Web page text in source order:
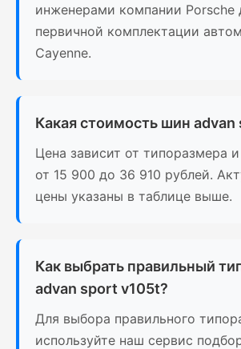
инженерами компании Porsche
первичной комплектации
Cayenne.
Какая стоимость шин
Цена зависит от типоразмера
от 15 900 до 36 910 рублей.
цены указаны в таблице выше.
Как выбрать правильный
advan sport v105t?
Для выбора правильного
используйте наш сервис